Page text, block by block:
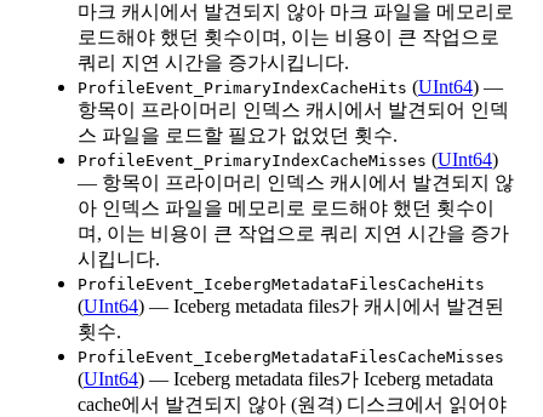
마크 캐시에서 발견되지 않아 마크 파일을 메모리로
로드해야 했던 횟수이며, 이는 비용이 큰 작업으로
쿼리 지연 시간을 증가시킵니다.
ProfileEvent_PrimaryIndexCacheHits (UInt64) —
항목이 프라이머리 인덱스 캐시에서 발견되어 인덱
스 파일을 로드할 필요가 없었던 횟수.
ProfileEvent_PrimaryIndexCacheMisses (UInt64)
— 항목이 프라이머리 인덱스 캐시에서 발견되지 않
아 인덱스 파일을 메모리로 로드해야 했던 횟수이
며, 이는 비용이 큰 작업으로 쿼리 지연 시간을 증가
시킵니다.
ProfileEvent_IcebergMetadataFilesCacheHits
(UInt64) — Iceberg metadata files가 캐시에서 발견된
횟수.
ProfileEvent_IcebergMetadataFilesCacheMisses
(UInt64) — Iceberg metadata files가 Iceberg metadata
cache에서 발견되지 않아 (원격) 디스크에서 읽어야